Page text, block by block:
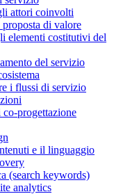
attori coinvolti
di valore
elementi costitutivi del
del servizio
i flussi di servizio
progettazione
e il linguaggio
(search keywords)
analytics